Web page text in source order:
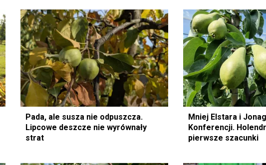
Pada, ale susza nie odpuszcza.
Lipcowe deszcze nie wyrównały
strat
Mniej Elstara i
Konferencji.
pierwsze szacunki